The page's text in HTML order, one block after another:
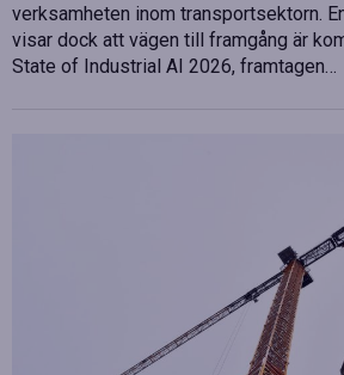
verksamheten inom transportsektorn.
visar dock att vägen till framgång är
State of Industrial AI 2026, framtagen…